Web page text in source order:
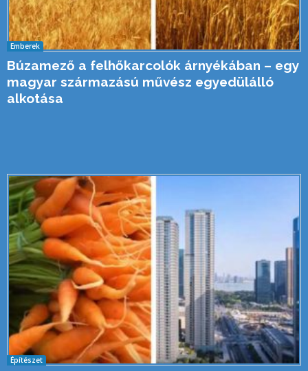
Emberek
Búzamező a felhőkarcolók árnyékában – egy
magyar származású művész egyedülálló
alkotása
Építészet